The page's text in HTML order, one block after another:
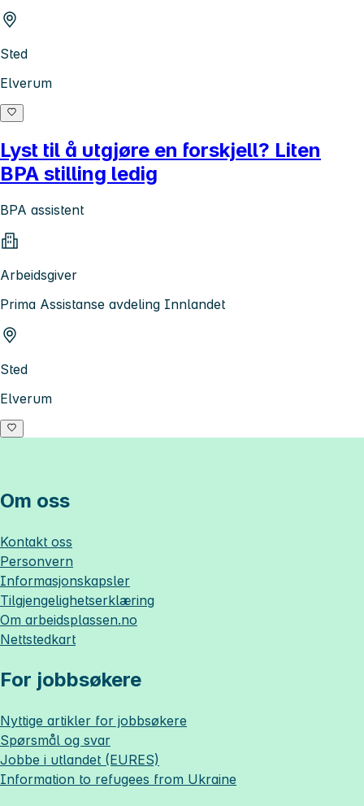
Sted
Elverum
Lyst til å utgjøre en forskjell? Liten
BPA stilling ledig
BPA assistent
Arbeidsgiver
Prima Assistanse avdeling Innlandet
Sted
Elverum
Om oss
Kontakt oss
Personvern
Informasjonskapsler
Tilgjengelighetserklæring
Om arbeidsplassen.no
Nettstedkart
For jobbsøkere
Nyttige artikler for jobbsøkere
Spørsmål og svar
Jobbe i utlandet (EURES)
Information to refugees from Ukraine